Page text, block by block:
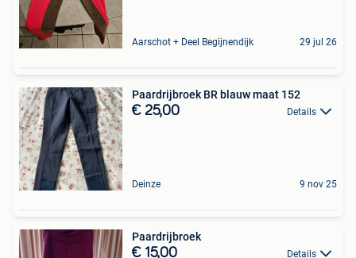
Aarschot + Deel Begijnendijk 29 jul 26
Paardrijbroek BR blauw maat 152
€ 25,00 Details
Deinze 9 nov 25
Paardrijbroek
€ 15,00 Details